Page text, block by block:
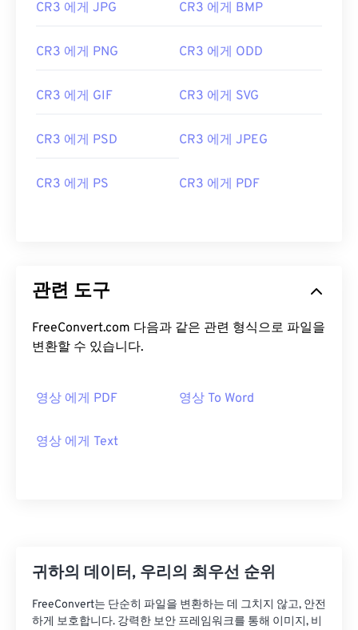
CR3 에게 JPG CR3 에게 BMP
CR3 에게 PNG CR3 에게 ODD
CR3 에게 GIF CR3 에게 SVG
CR3 에게 PSD CR3 에게 JPEG
CR3 에게 PS CR3 에게 PDF
관련 도구
FreeConvert.com 다음과 같은 관련 형식으로 파일을
변환할 수 있습니다.
영상 에게 PDF 영상 To Word
영상 에게 Text
귀하의 데이터, 우리의 최우선 순위
FreeConvert는 단순히 파일을 변환하는 데 그치지 않고, 안전
하게 보호합니다. 강력한 보안 프레임워크를 통해 이미지, 비